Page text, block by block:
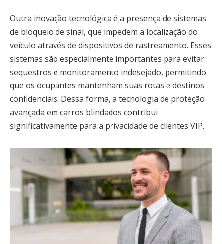
Outra inovação tecnológica é a presença de sistemas
de bloqueio de sinal, que impedem a localização do
veículo através de dispositivos de rastreamento. Esses
sistemas são especialmente importantes para evitar
sequestros e monitoramento indesejado, permitindo
que os ocupantes mantenham suas rotas e destinos
confidenciais. Dessa forma, a tecnologia de proteção
avançada em carros blindados contribui
significativamente para a privacidade de clientes VIP.